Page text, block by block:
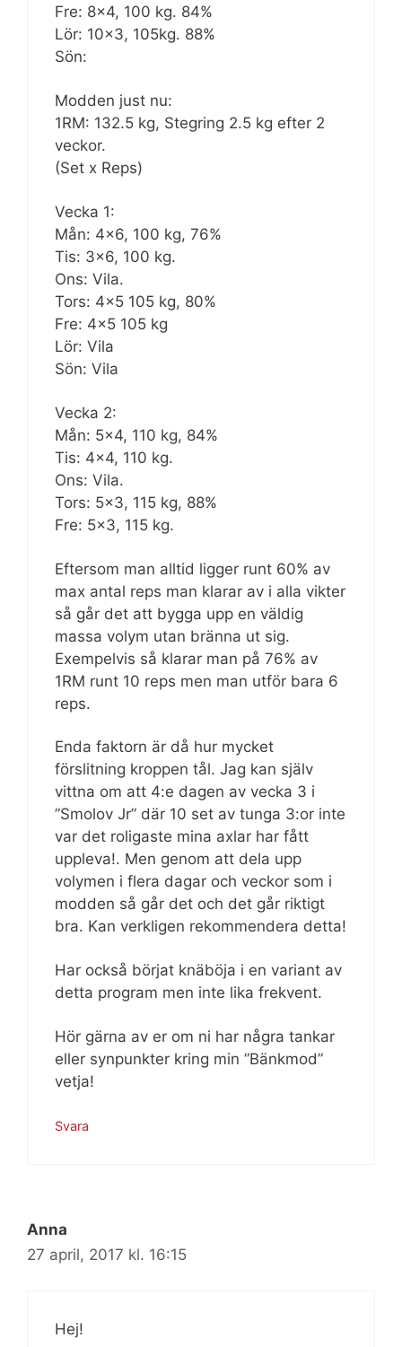
Fre: 8×4, 100 kg. 84%
Lör: 10×3, 105kg. 88%
Sön:
Modden just nu:
1RM: 132.5 kg, Stegring 2.5 kg efter 2
veckor.
(Set x Reps)
Vecka 1:
Mån: 4×6, 100 kg, 76%
Tis: 3×6, 100 kg.
Ons: Vila.
Tors: 4×5 105 kg, 80%
Fre: 4×5 105 kg
Lör: Vila
Sön: Vila
Vecka 2:
Mån: 5×4, 110 kg, 84%
Tis: 4×4, 110 kg.
Ons: Vila.
Tors: 5×3, 115 kg, 88%
Fre: 5×3, 115 kg.
Eftersom man alltid ligger runt 60% av
max antal reps man klarar av i alla vikter
så går det att bygga upp en väldig
massa volym utan bränna ut sig.
Exempelvis så klarar man på 76% av
1RM runt 10 reps men man utför bara 6
reps.
Enda faktorn är då hur mycket
förslitning kroppen tål. Jag kan själv
vittna om att 4:e dagen av vecka 3 i
”Smolov Jr” där 10 set av tunga 3:or inte
var det roligaste mina axlar har fått
uppleva!. Men genom att dela upp
volymen i flera dagar och veckor som i
modden så går det och det går riktigt
bra. Kan verkligen rekommendera detta!
Har också börjat knäböja i en variant av
detta program men inte lika frekvent.
Hör gärna av er om ni har några tankar
eller synpunkter kring min ”Bänkmod”
vetja!
Svara
Anna
27 april, 2017 kl. 16:15
Hej!